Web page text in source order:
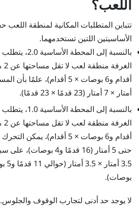
اللعب؟
تتباين المتطلبات المكانية لمنطقة
الأساسيتين اللتين تستخدمهما.
بالنسبة إلى
أمتار × 7 أمتار (23 قدمًا × 23 قدمًا).
بالنسبة إلى
أقدام و6 بوصات × 5 أقدام)،
حتى 5 أمتار (16 قدمًا و4
بوصات).
لا يوجد حد أدنى لتجارب الوقوف والجلوس.